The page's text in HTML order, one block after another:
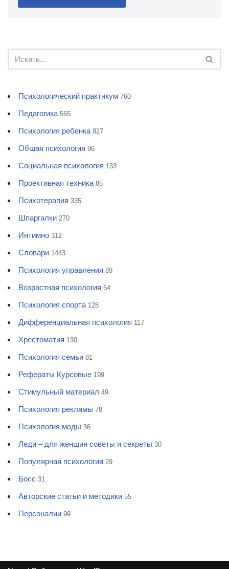
Психологический практикум 760
Педагогика 565
Психология ребенка 827
Общая психология 96
Социальная психология 133
Проективная техника 85
Психотерапия 335
Шпаргалки 270
Интимно 312
Словари 1443
Психология управления 89
Возрастная психология 64
Психология спорта 128
Дифференциальная психология 117
Хрестоматия 130
Психология семьи 81
Рефераты Курсовые 199
Стимульный материал 49
Психология рекламы 78
Психология моды 36
Леди – для женщин советы и секреты 30
Популярная психология 29
Босс 31
Авторские статьи и методики 55
Персоналии 99